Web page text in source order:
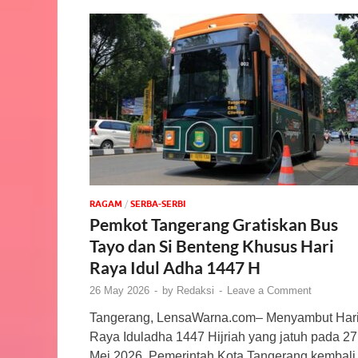
‎RAGAM / SERBA-SERBI
Pemkot Tangerang Gratiskan Bus
Tayo dan Si Benteng Khusus Hari
Raya Idul Adha 1447 H
26 May 2026 - by Redaksi - Leave a Comment
Tangerang, LensaWarna.com– Menyambut
Raya Iduladha 1447 Hijriah yang jatuh pada 27